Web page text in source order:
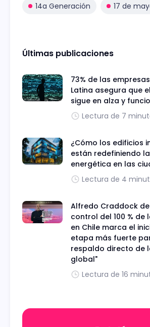
14a Generación 17 de
Últimas publicaciones
73% de las
Latina asegura que
sigue en alza y
Lectura de 7
¿Cómo los edificios
están redefiniendo
energética en las
Lectura de 4
Alfredo Craddock de
control del 100 % de
en Chile marca el
etapa más fuerte
respaldo directo de
global"
Lectura de 16